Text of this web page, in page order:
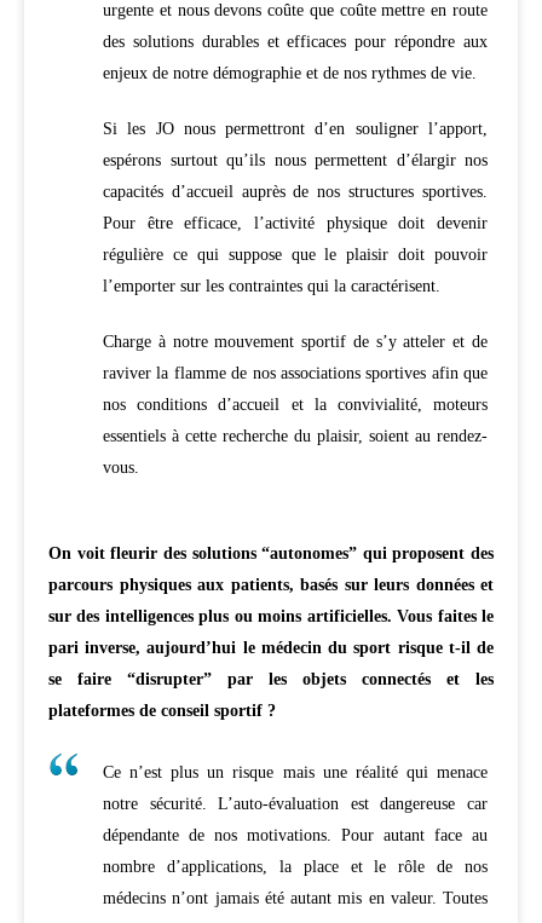
urgente et nous devons coûte que coûte mettre en route
des solutions durables et efficaces pour répondre aux
enjeux de notre démographie et de nos rythmes de vie.
Si les JO nous permettront d’en souligner l’apport,
espérons surtout qu’ils nous permettent d’élargir nos
capacités d’accueil auprès de nos structures sportives.
Pour être efficace, l’activité physique doit devenir
régulière ce qui suppose que le plaisir doit pouvoir
l’emporter sur les contraintes qui la caractérisent.
Charge à notre mouvement sportif de s’y atteler et de
raviver la flamme de nos associations sportives afin que
nos conditions d’accueil et la convivialité, moteurs
essentiels à cette recherche du plaisir, soient au rendez-
vous.
On voit fleurir des solutions “autonomes” qui proposent des
parcours physiques aux patients, basés sur leurs données et
sur des intelligences plus ou moins artificielles. Vous faites le
pari inverse, aujourd’hui le médecin du sport risque t-il de
se faire “disrupter” par les objets connectés et les
plateformes de conseil sportif ?
Ce n’est plus un risque mais une réalité qui menace
notre sécurité. L’auto-évaluation est dangereuse car
dépendante de nos motivations. Pour autant face au
nombre d’applications, la place et le rôle de nos
médecins n’ont jamais été autant mis en valeur. Toutes